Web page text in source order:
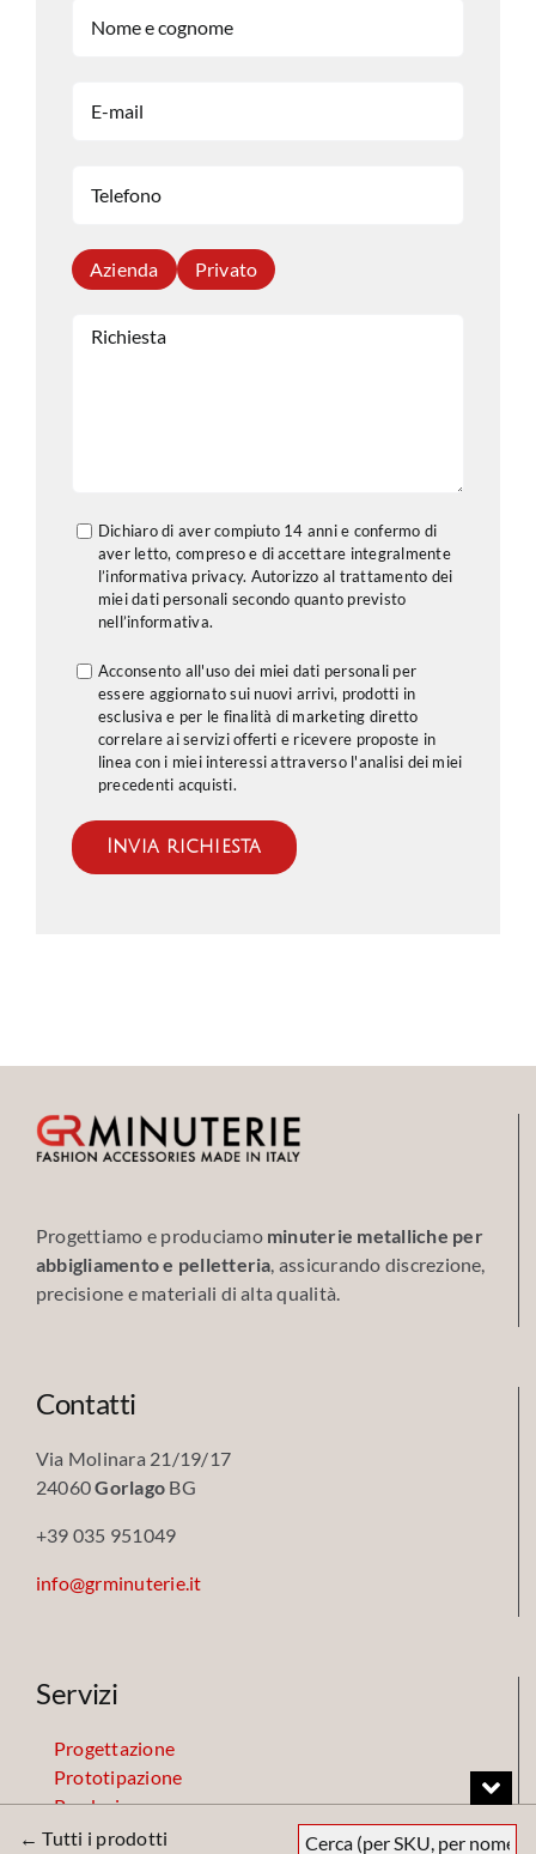
← Tutti i prodotti
Azienda Privato
Dichiaro di aver compiuto 14 anni e confermo di
aver letto, compreso e di accettare integralmente
l’informativa privacy. Autorizzo al trattamento dei
miei dati personali secondo quanto previsto
nell’informativa.
Acconsento all'uso dei miei dati personali per
essere aggiornato sui nuovi arrivi, prodotti in
esclusiva e per le finalità di marketing diretto
correlare ai servizi offerti e ricevere proposte in
linea con i miei interessi attraverso l'analisi dei miei
precedenti acquisti.
Progettiamo e produciamo minuterie metalliche per
abbigliamento e pelletteria , assicurando discrezione,
precisione e materiali di alta qualità.
Contatti
Via Molinara 21/19/17
24060Gorlago BG
+39 035 951049
info@grminuterie.it
Servizi
Progettazione
Prototipazione
Produzione
Finiture